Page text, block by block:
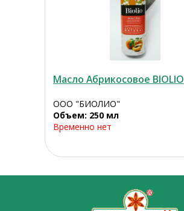
Масло Абрикосовое BIOLIO
ООО "БИОЛИО"
Объем: 250 мл
Временно нет